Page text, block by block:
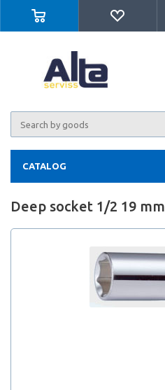
CATALOG
Deep socket 1/2 19 mm